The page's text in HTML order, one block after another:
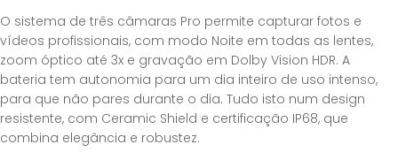
O sistema de três câmaras Pro permite capturar fotos e
vídeos profissionais, com modo Noite em todas as lentes,
zoom óptico até 3x e gravação em Dolby Vision HDR. A
bateria tem autonomia para um dia inteiro de uso intenso,
para que não pares durante o dia. Tudo isto num design
resistente, com Ceramic Shield e certificação IP68, que
combina elegância e robustez.